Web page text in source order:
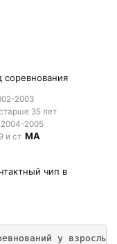
соревнования
2003
35 лет
2005
и ст МА
чип в
у